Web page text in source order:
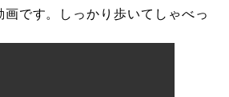
です。しっかり歩いてしゃべっ